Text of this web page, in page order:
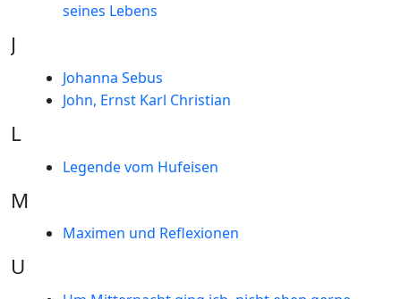
seines Lebens
J
Johanna Sebus
John, Ernst Karl Christian
L
Legende vom Hufeisen
M
Maximen und Reflexionen
U